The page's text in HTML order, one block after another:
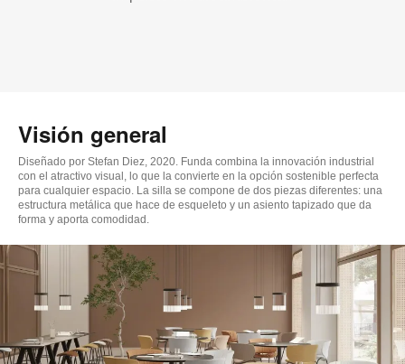
Visión general
Diseñado por Stefan Diez, 2020. Funda combina la innovación industrial
con el atractivo visual, lo que la convierte en la opción sostenible perfecta
para cualquier espacio. La silla se compone de dos piezas diferentes: una
estructura metálica que hace de esqueleto y un asiento tapizado que da
forma y aporta comodidad.